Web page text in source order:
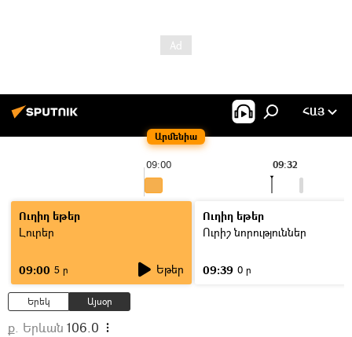
Արմենիա
ՀԱՅ
09:00 09:32
Ուղիղ եթեր
Լուրեր
09:00 5 ր Եթեր
Ուղիղ եթեր
Ուրիշ նորություններ
09:39 0 ր
Երեկ Այսօր
ք. Երևան 106.0